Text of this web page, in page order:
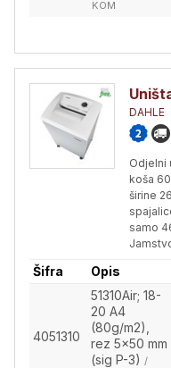
KOM
DAHLE
Odjelni
koša
širine
samo
Šifra Opis
4051310
51310Air; 18-
20 A4
(80g/m2),
rez 5x50 mm
(sig P-3) /